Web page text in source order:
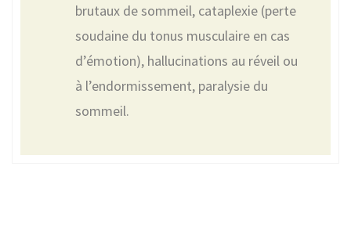
brutaux de sommeil, cataplexie (perte
soudaine du tonus musculaire en cas
d’émotion), hallucinations au réveil ou
à l’endormissement, paralysie du
sommeil.